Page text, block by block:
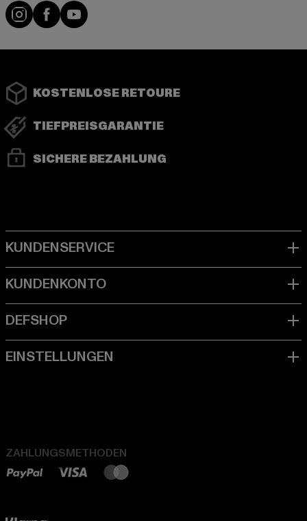
Instagram
FacebookYouTube
KOSTENLOSE RETOURE
TIEFPREISGARANTIE
SICHERE BEZAHLUNG
ZAHLUNGSMETHODEN